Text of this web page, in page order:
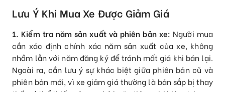
Lưu Ý Khi Mua Xe Được Giảm Giá
1. Kiểm tra năm sản xuất và phiên bản xe: Người mua
cần xác định chính xác năm sản xuất của xe, không
nhầm lẫn với năm đăng ký để tránh mất giá khi bán lại.
Ngoài ra, cần lưu ý sự khác biệt giữa phiên bản cũ và
phiên bản mới, vì xe giảm giá thường là bản sắp bị thay